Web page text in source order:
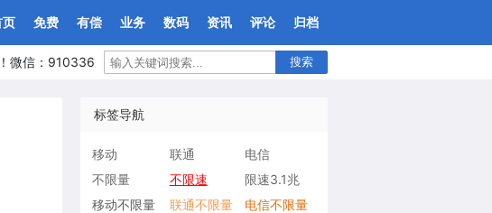
页 免费 有偿 业务 数码 资讯 评论 归档
微信：910336 搜索
标签导航
移动 联通
电信
不限量
不限速
限速3.1兆
移动不限量
联通不限量
电信不限量